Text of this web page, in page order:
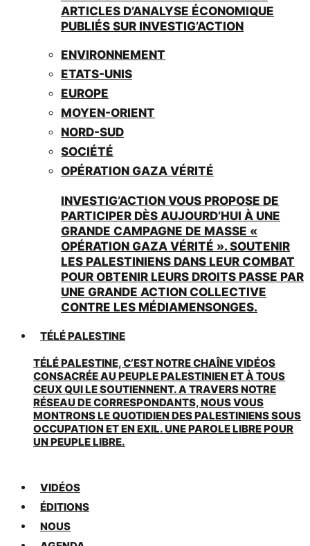
ARTICLES D’ANALYSE ÉCONOMIQUE
PUBLIÉS SUR INVESTIG’ACTION
ENVIRONNEMENT
ETATS-UNIS
EUROPE
MOYEN-ORIENT
NORD-SUD
SOCIÉTÉ
OPÉRATION GAZA VÉRITÉ
INVESTIG’ACTION VOUS PROPOSE DE
PARTICIPER DÈS AUJOURD’HUI À UNE
GRANDE CAMPAGNE DE MASSE «
OPÉRATION GAZA VÉRITÉ ». SOUTENIR
LES PALESTINIENS DANS LEUR COMBAT
POUR OBTENIR LEURS DROITS PASSE PAR
UNE GRANDE ACTION COLLECTIVE
CONTRE LES MÉDIAMENSONGES.
TÉLÉ PALESTINE
TÉLÉ PALESTINE, C’EST NOTRE CHAÎNE VIDÉOS
CONSACRÉE AU PEUPLE PALESTINIEN ET À TOUS
CEUX QUI LE SOUTIENNENT. A TRAVERS NOTRE
RÉSEAU DE CORRESPONDANTS, NOUS VOUS
MONTRONS LE QUOTIDIEN DES PALESTINIENS SOUS
OCCUPATION ET EN EXIL. UNE PAROLE LIBRE POUR
UN PEUPLE LIBRE.
VIDÉOS
ÉDITIONS
NOUS